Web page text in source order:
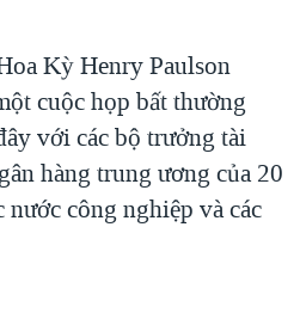
Kỳ Henry Paulson
cuộc họp bất thường
với các bộ trưởng tài
hàng trung ương của 20
nước công nghiệp và các